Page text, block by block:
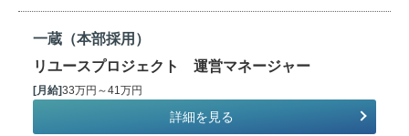
一蔵（本部採用）
リユースプロジェクト 運営マネージャー
[月給]33万円～41万円
詳細を見る